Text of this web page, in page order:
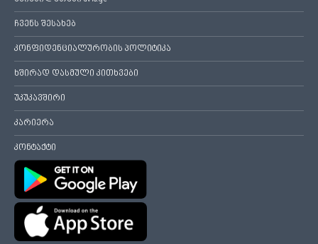
ჩვენს შესახებ
კონფიდენციალურობის პოლიტიკა
ხშირად დასმული კითხვები
უკუკავშირი
კარიერა
კონტაქტი